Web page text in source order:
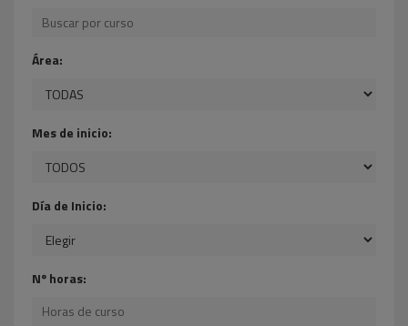
Área:
Mes de inicio:
Día de Inicio:
Nº horas: